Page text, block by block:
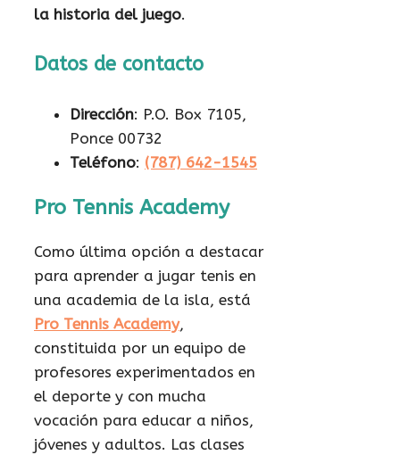
la historia del juego.
Datos de contacto
Dirección: P.O. Box 7105,
Ponce 00732
Teléfono: (787) 642-1545
Pro Tennis Academy
Como última opción a destacar
para aprender a jugar tenis en
una academia de la isla, está
Pro Tennis Academy,
constituida por un equipo de
profesores experimentados en
el deporte y con mucha
vocación para educar a niños,
jóvenes y adultos. Las clases